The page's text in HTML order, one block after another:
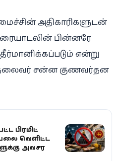
அதிகாரிகளுடன்
பின்னரே
என்று
தலைவர் சன்ன குணவர்தன
பிரமிட்
வெளியிட்ட
அவசர